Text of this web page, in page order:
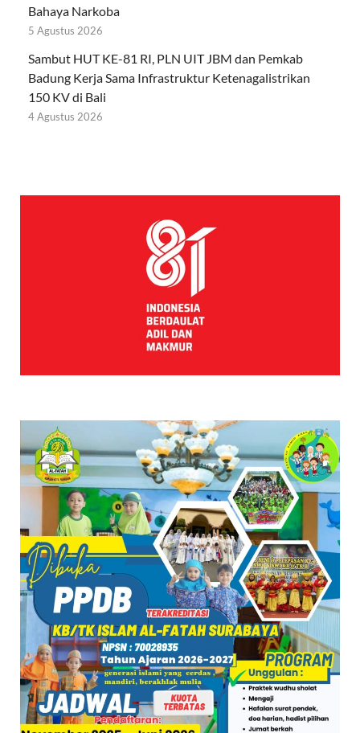
Bahaya Narkoba
5 Agustus 2026
Sambut HUT KE-81 RI, PLN UIT JBM dan Pemkab
Badung Kerja Sama Infrastruktur Ketenagalistrikan
150 KV di Bali
4 Agustus 2026